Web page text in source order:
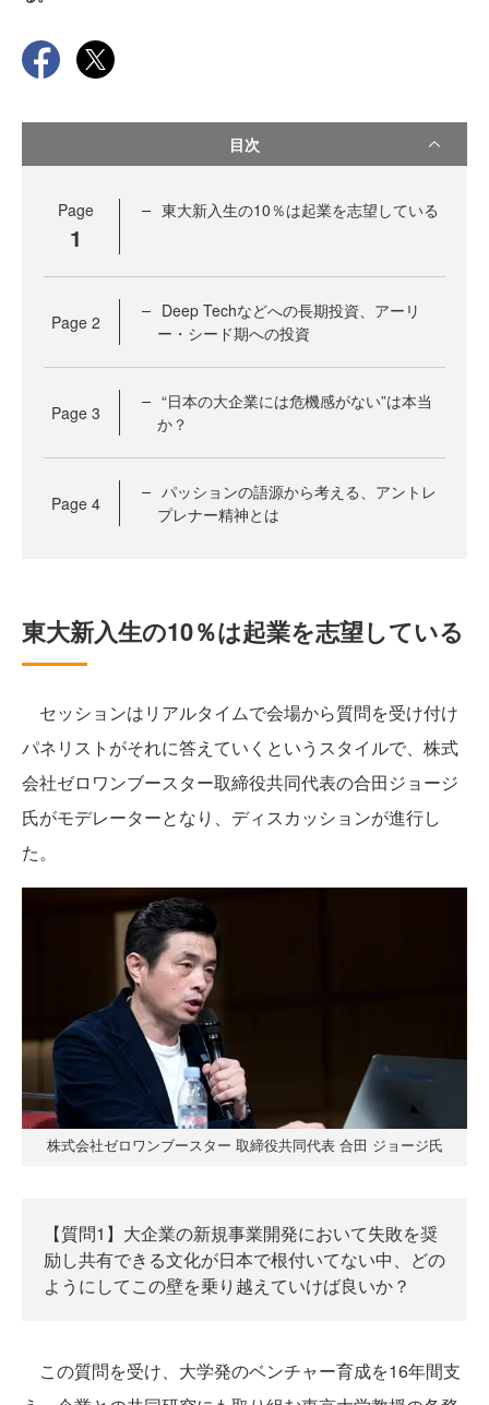
目次
Page
1
東大新入生の10％は起業を志望している
Page 2
Deep Techなどへの長期投資、アーリ
ー・シード期への投資
Page 3
“日本の大企業には危機感がない”は本当
か？
Page 4
パッションの語源から考える、アントレ
プレナー精神とは
東大新入生の10％は起業を志望している
セッションはリアルタイムで会場から質問を受け付け
パネリストがそれに答えていくというスタイルで、株式
会社ゼロワンブースター取締役共同代表の合田ジョージ
氏がモデレーターとなり、ディスカッションが進行し
た。
株式会社ゼロワンブースター 取締役共同代表 合田 ジョージ氏
【質問1】大企業の新規事業開発において失敗を奨
励し共有できる文化が日本で根付いてない中、どの
ようにしてこの壁を乗り越えていけば良いか？
この質問を受け、大学発のベンチャー育成を16年間支